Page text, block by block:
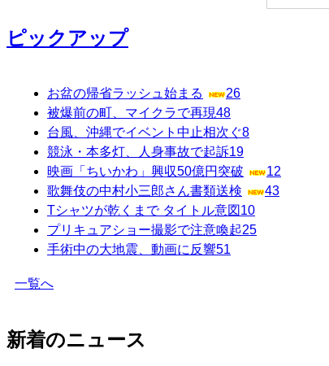
ピックアップ
お盆の帰省ラッシュ始まる
26
被爆前の町、マイクラで再現48
台風、沖縄でイベント中止相次ぐ8
競泳・本多灯、人身事故で起訴19
映画「ちいかわ」興収50億円突破
12
歌舞伎の中村小三郎さん書類送検
43
Tシャツが乾くまで タイトル意図 10
プリキュアショー撮影で注意喚起25
手術中の大地震、動画に反響51
一覧へ
新着のニュース